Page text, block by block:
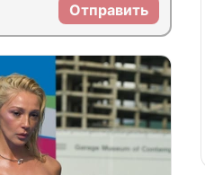
Отправить